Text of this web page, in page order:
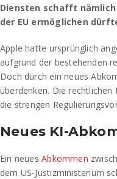
Diensten schafft
der EU ermöglichen
Apple hatte ursprünglich
aufgrund der bestehenden
Doch durch ein neues
überdenken. Die
die strengen
Neues KI-
Ein neuesAbkommen
dem US-Justizministerium